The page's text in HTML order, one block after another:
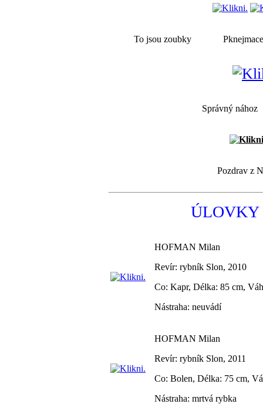
To jsou zoubky
Správný
Pozdrav z
ÚLOVKY
HOFMAN Milan
Revír: rybník Slon, 2010
Co: Kapr, Délka: 85 cm,
Nástraha: neuvádí
HOFMAN Milan
Revír: rybník Slon, 2011
Co: Bolen, Délka: 75 cm,
Nástraha: mrtvá rybka